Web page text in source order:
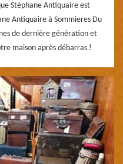
Stéphane Antiquaire est
Antiquaire à Sommieres Du
de dernière génération et
maison après débarras !